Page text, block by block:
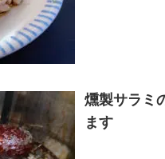
燻製サラミ
ます